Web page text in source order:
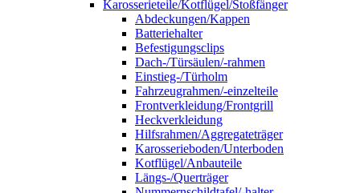
Karosserieteile/Kotflügel/Stoßfänger
Abdeckungen/Kappen
Batteriehalter
Befestigungsclips
Dach-/Türsäulen/-rahmen
Einstieg-/Türholm
Fahrzeugrahmen/-einzelteile
Frontverkleidung/Frontgrill
Heckverkleidung
Hilfsrahmen/Aggregateträger
Karosserieboden/Unterboden
Kotflügel/Anbauteile
Längs-/Querträger